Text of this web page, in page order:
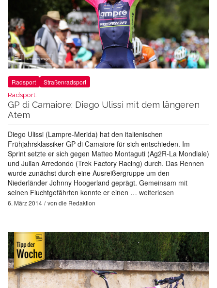
Radsport Straßenradsport
Radsport:
GP di Camaiore: Diego Ulissi mit dem längeren
Atem
Diego Ulissi (Lampre-Merida) hat den italienischen
Frühjahrsklassiker GP di Camaiore für sich entschieden. Im
Sprint setzte er sich gegen Matteo Montaguti (Ag2R-La Mondiale)
und Julian Arredondo (Trek Factory Racing) durch. Das Rennen
wurde zunächst durch eine Ausreißergruppe um den
Niederländer Johnny Hoogerland geprägt. Gemeinsam mit
seinen Fluchtgefährten konnte er einen … weiterlesen
6. März 2014 von die Redaktion